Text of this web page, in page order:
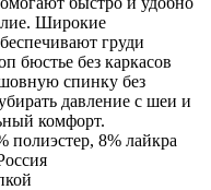
Широкие
груди
бюстье без каркасов
спинку без
давление с шеи и
комфорт.
полиэстер, 8% лайкра